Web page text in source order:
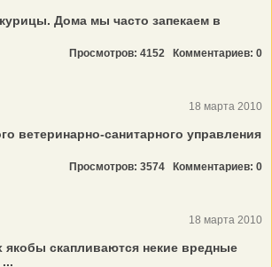
Дома мы часто запекаем в
Просмотров: 4152 Комментариев: 0
18 марта 2010
ветеринарно-санитарного управления
Просмотров: 3574 Комментариев: 0
18 марта 2010
якобы скапливаются некие вредные